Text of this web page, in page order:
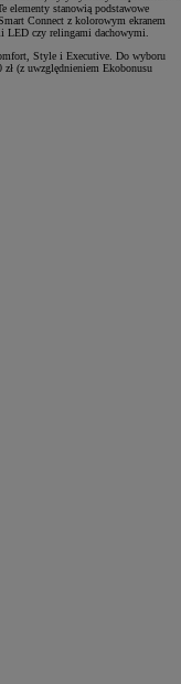
elementy stanowią podstawowe
Connect z kolorowym ekranem
LED czy relingami dachowymi.
Style i Executive. Do wyboru
(z uwzględnieniem Ekobonusu